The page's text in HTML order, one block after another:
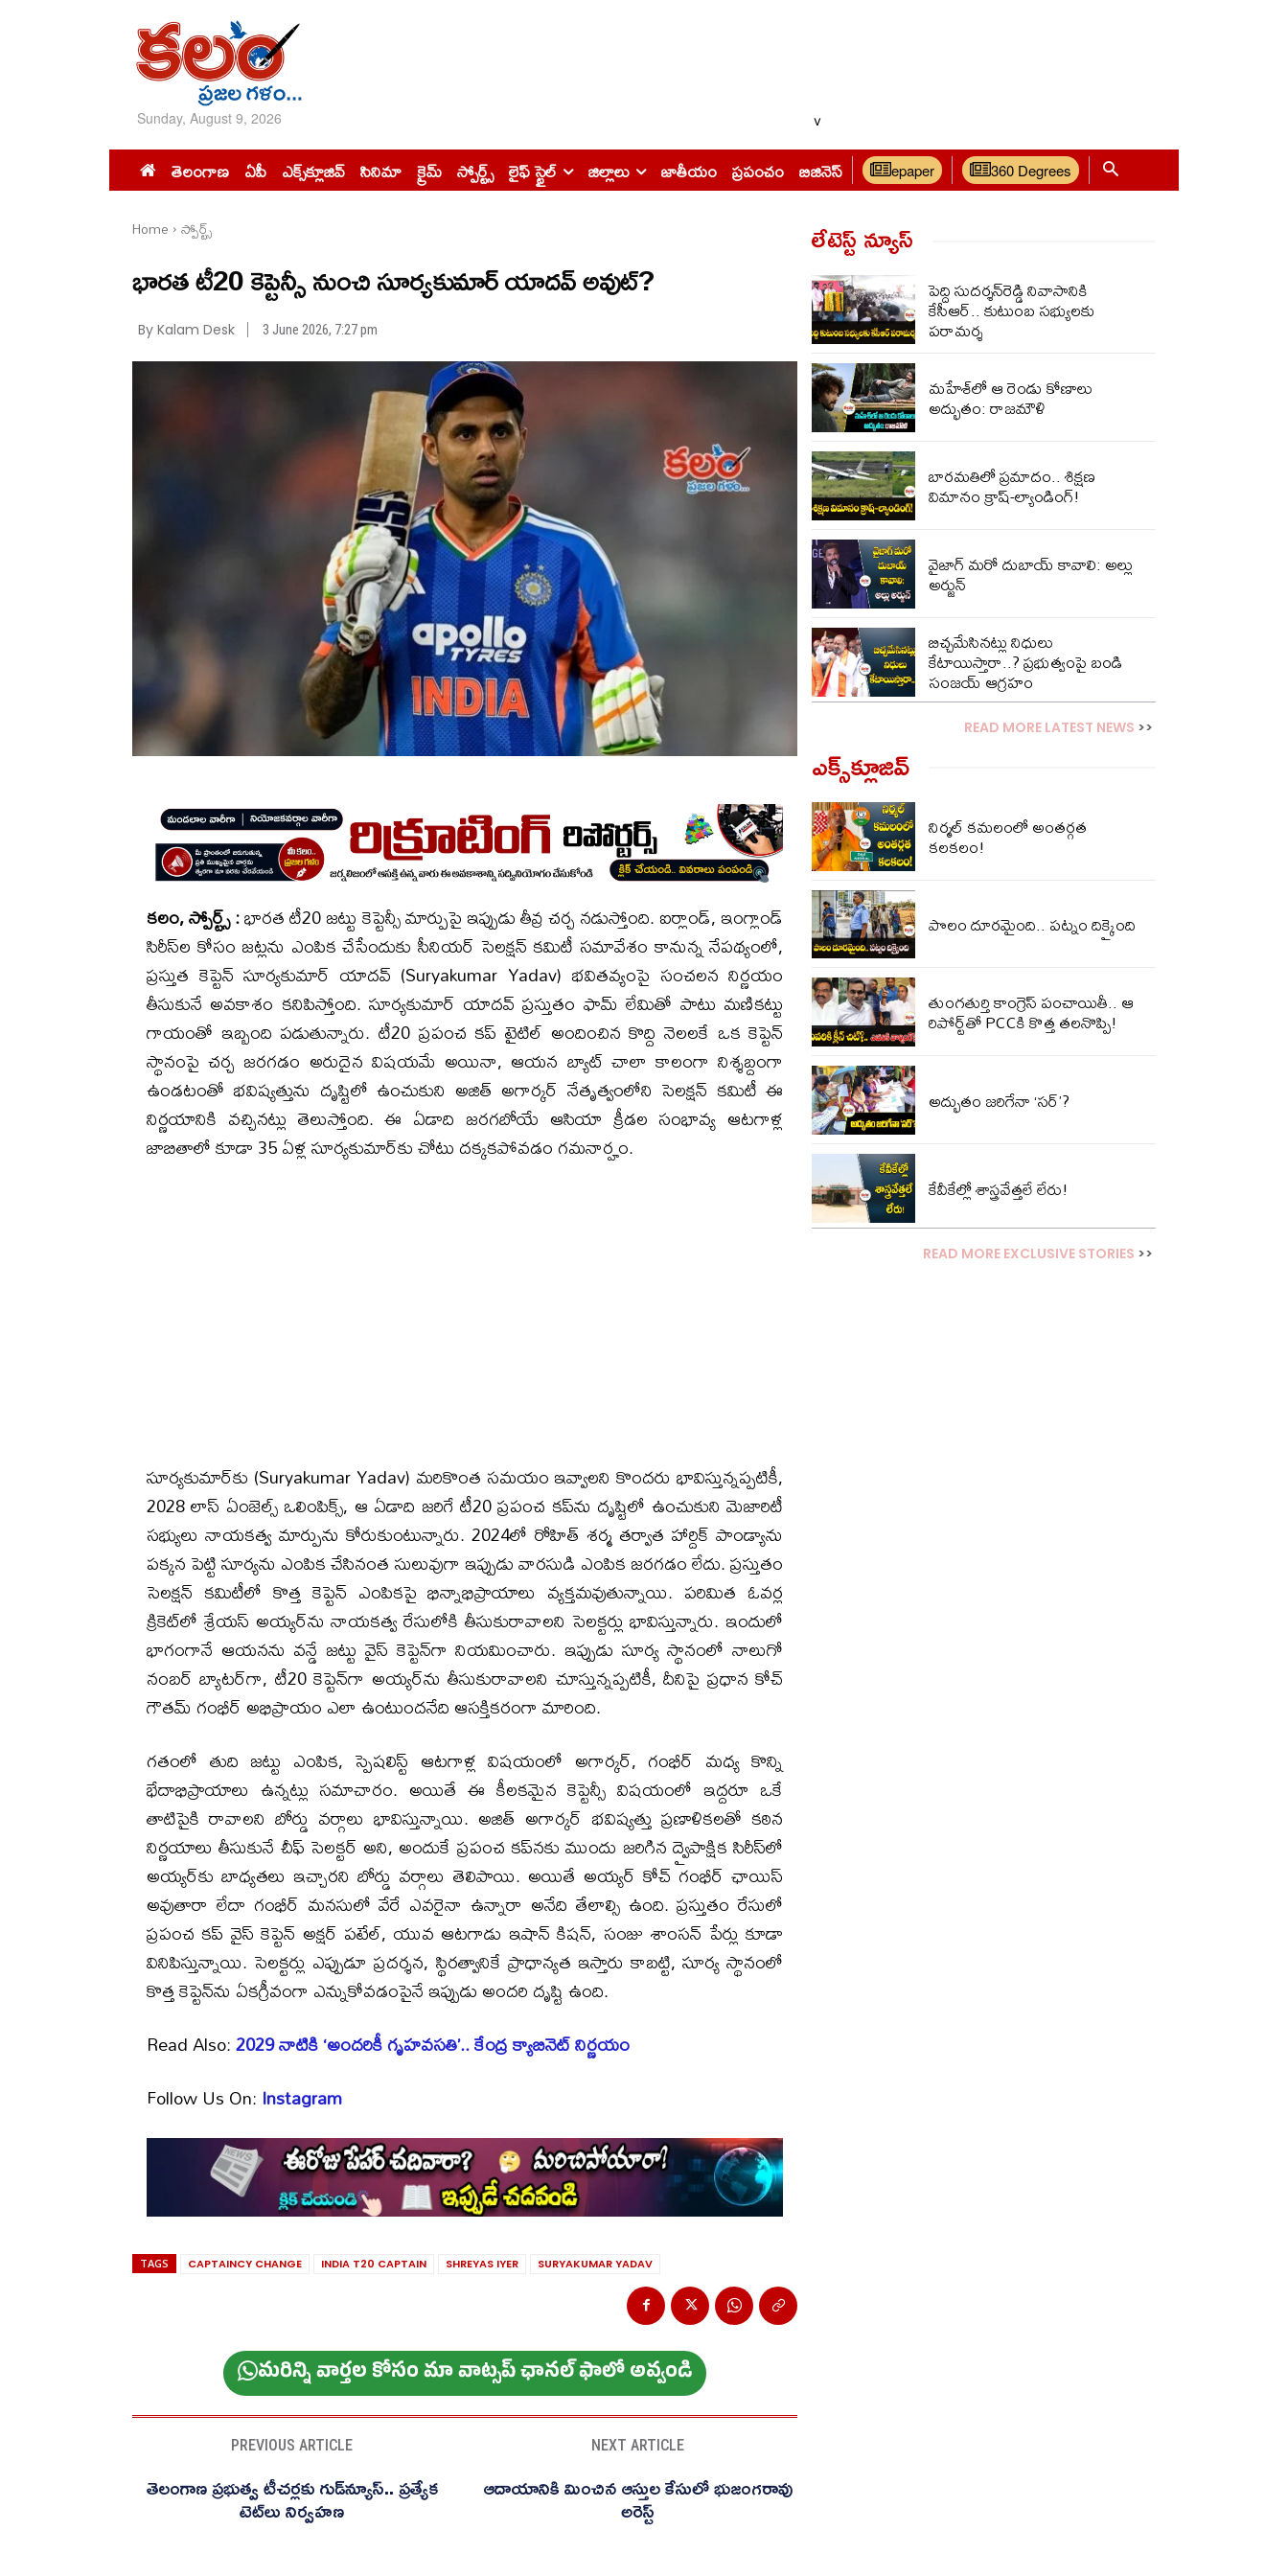
Sunday, August 9, 2026 v
తెలంగాణ ఏపీ ఎక్స్‌క్లూజివ్‌ సినిమా క్రైమ్ స్పోర్ట్స్ లైఫ్ స్టైల్ జిల్లాలు జాతీయం ప్రపంచం బిజినెస్ epaper 360 Degrees
Home స్పోర్ట్స్‌
భారత టీ20 కెప్టెన్సీ నుంచి సూర్యకుమార్ యాదవ్ అవుట్?
By Kalam Desk 3 June 2026, 7:27 pm
కలం, స్పోర్ట్స్ :భారత టీ20 జట్టు కెప్టెన్సీ మార్పుపై ఇప్పుడు తీవ్ర చర్చ నడుస్తోంది. ఐర్లాండ్, ఇంగ్లాండ్
సిరీస్‌ల కోసం జట్లను ఎంపిక చేసేందుకు సీనియర్ సెలక్షన్ కమిటీ సమావేశం కానున్న నేపథ్యంలో,
ప్రస్తుత కెప్టెన్ సూర్యకుమార్ యాదవ్ (Suryakumar Yadav) భవితవ్యంపై సంచలన నిర్ణయం
తీసుకునే అవకాశం కనిపిస్తోంది. సూర్యకుమార్ యాదవ్ ప్రస్తుతం ఫామ్ లేమితో పాటు మణికట్టు
గాయంతో ఇబ్బంది పడుతున్నారు. టీ20 ప్రపంచ కప్ టైటిల్ అందించిన కొద్ది నెలలకే ఒక కెప్టెన్
స్థానంపై చర్చ జరగడం అరుదైన విషయమే అయినా, ఆయన బ్యాట్ చాలా కాలంగా నిశ్శబ్దంగా
ఉండటంతో భవిష్యత్తును దృష్టిలో ఉంచుకుని అజిత్ అగార్కర్ నేతృత్వంలోని సెలక్షన్ కమిటీ ఈ
నిర్ణయానికి వచ్చినట్లు తెలుస్తోంది. ఈ ఏడాది జరగబోయే ఆసియా క్రీడల సంభావ్య ఆటగాళ్ల
జాబితాలో కూడా 35 ఏళ్ల సూర్యకుమార్‌కు చోటు దక్కకపోవడం గమనార్హం.
సూర్యకుమార్‌కు (Suryakumar Yadav) మరికొంత సమయం ఇవ్వాలని కొందరు భావిస్తున్నప్పటికీ,
2028 లాస్ ఏంజెల్స్ ఒలింపిక్స్, ఆ ఏడాది జరిగే టీ20 ప్రపంచ కప్‌ను దృష్టిలో ఉంచుకుని మెజారిటీ
సభ్యులు నాయకత్వ మార్పును కోరుకుంటున్నారు. 2024లో రోహిత్ శర్మ తర్వాత హార్దిక్ పాండ్యాను
పక్కన పెట్టి సూర్యను ఎంపిక చేసినంత సులువుగా ఇప్పుడు వారసుడి ఎంపిక జరగడం లేదు. ప్రస్తుతం
సెలక్షన్ కమిటీలో కొత్త కెప్టెన్ ఎంపికపై భిన్నాభిప్రాయాలు వ్యక్తమవుతున్నాయి. పరిమిత ఓవర్ల
క్రికెట్‌లో శ్రేయస్ అయ్యర్‌ను నాయకత్వ రేసులోకి తీసుకురావాలని సెలక్టర్లు భావిస్తున్నారు. ఇందులో
భాగంగానే ఆయనను వన్డే జట్టు వైస్ కెప్టెన్‌గా నియమించారు. ఇప్పుడు సూర్య స్థానంలో నాలుగో
నంబర్ బ్యాటర్‌గా, టీ20 కెప్టెన్‌గా అయ్యర్‌ను తీసుకురావాలని చూస్తున్నప్పటికీ, దీనిపై ప్రధాన కోచ్
గౌతమ్ గంభీర్ అభిప్రాయం ఎలా ఉంటుందనేది ఆసక్తికరంగా మారింది.
గతంలో తుది జట్టు ఎంపిక, స్పెషలిస్ట్ ఆటగాళ్ల విషయంలో అగార్కర్, గంభీర్ మధ్య కొన్ని
భేదాభిప్రాయాలు ఉన్నట్లు సమాచారం. అయితే ఈ కీలకమైన కెప్టెన్సీ విషయంలో ఇద్దరూ ఒకే
తాటిపైకి రావాలని బోర్డు వర్గాలు భావిస్తున్నాయి. అజిత్ అగార్కర్ భవిష్యత్తు ప్రణాళికలతో కఠిన
నిర్ణయాలు తీసుకునే చీఫ్ సెలక్టర్ అని, అందుకే ప్రపంచ కప్‌నకు ముందు జరిగిన ద్వైపాక్షిక సిరీస్‌లో
అయ్యర్‌కు బాధ్యతలు ఇచ్చారని బోర్డు వర్గాలు తెలిపాయి. అయితే అయ్యర్ కోచ్‌ గంభీర్ ఛాయిస్
అవుతారా లేదా గంభీర్ మనసులో వేరే ఎవరైనా ఉన్నారా అనేది తేలాల్సి ఉంది. ప్రస్తుతం రేసులో
ప్రపంచ కప్ వైస్ కెప్టెన్ అక్షర్ పటేల్, యువ ఆటగాడు ఇషాన్ కిషన్, సంజు శాంసన్ పేర్లు కూడా
వినిపిస్తున్నాయి. సెలక్టర్లు ఎప్పుడూ ప్రదర్శన, స్థిరత్వానికే ప్రాధాన్యత ఇస్తారు కాబట్టి, సూర్య స్థానంలో
కొత్త కెప్టెన్‌ను ఏకగ్రీవంగా ఎన్నుకోవడంపైనే ఇప్పుడు అందరి దృష్టి ఉంది.
Read Also:2029 నాటికి ‘అందరికీ గృహవసతి’.. కేంద్ర క్యాబినెట్ నిర్ణయం
Follow Us On: Instagram
TAGS CAPTAINCY CHANGE INDIA T20 CAPTAIN SHREYAS IYER SURYAKUMAR YADAV
మ‌రిన్ని వార్త‌ల కోసం మా వాట్స‌ప్ ఛాన‌ల్ ఫాలో అవ్వండి
PREVIOUS ARTICLE
తెలంగాణ ప్రభుత్వ టీచర్లకు గుడ్‌న్యూస్‌.. ప్రత్యేక
టెట్‌లు నిర్వహణ
NEXT ARTICLE
ఆదాయానికి మించిన ఆస్తుల కేసులో భుజంగరావు
అరెస్ట్
లేటెస్ట్ న్యూస్‌
పెద్ది సుదర్శన్‌రెడ్డి నివాసానికి
కేసీఆర్.. కుటుంబ సభ్యులకు
పరామర్శ
మహేశ్‌లో ఆ రెండు కోణాలు
అద్భుతం: రాజమౌళి
బారమతిలో ప్రమాదం.. శిక్షణ
విమానం క్రాష్-ల్యాండింగ్!
వైజాగ్ మరో దుబాయ్ కావాలి: అల్లు
అర్జున్
బిచ్చమేసినట్లు నిధులు
కేటాయిస్తారా..? ప్రభుత్వంపై బండి
సంజయ్ ఆగ్రహం
READ MORE LATEST NEWS >>
ఎక్స్‌క్లూజివ్‌
నిర్మల్ కమలంలో అంతర్గత
కలకలం!
పొలం దూరమైంది.. పట్నం దిక్కైంది
తుంగతుర్తి కాంగ్రెస్‌ పంచాయితీ.. ఆ
రిపోర్ట్‌తో PCCకి కొత్త తలనొప్పి!
అద్భుతం జరిగేనా ‘సర్’?
కేవీకేల్లో శాస్త్రవేత్తలే లేరు!
READ MORE EXCLUSIVE STORIES >>